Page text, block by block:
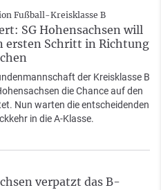
Fußball-Kreisklasse B
SG Hohensachsen will
ersten Schritt in Richtung
der Kreisklasse B
die Chance auf den
Nun warten die entscheidenden
in die A-Klasse.
verpatzt das B-